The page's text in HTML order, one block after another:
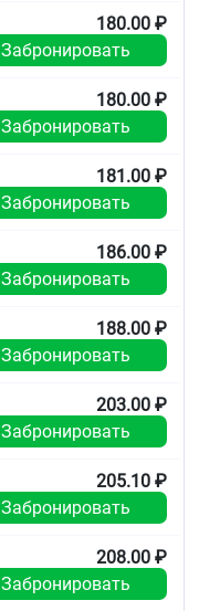
180.00 ₽
Забронировать
180.00 ₽
Забронировать
181.00 ₽
Забронировать
186.00 ₽
Забронировать
188.00 ₽
Забронировать
203.00 ₽
Забронировать
205.10 ₽
Забронировать
208.00 ₽
Забронировать